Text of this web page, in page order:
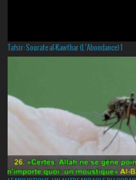
Tafsir: Sourate al-Kawthar (L’Abondance) 1